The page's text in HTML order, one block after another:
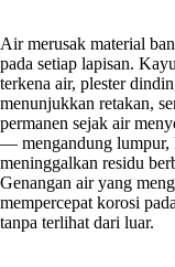
Air merusak material
pada setiap lapisan.
terkena air, plester
menunjukkan retakan,
permanen sejak air
— mengandung
meninggalkan residu
Genangan air yang
mempercepat korosi
tanpa terlihat dari luar.